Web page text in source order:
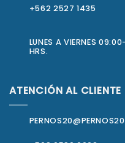
+562 2527 1435
LUNES A VIERNES
HRS.
ATENCIÓN AL CLIENTE